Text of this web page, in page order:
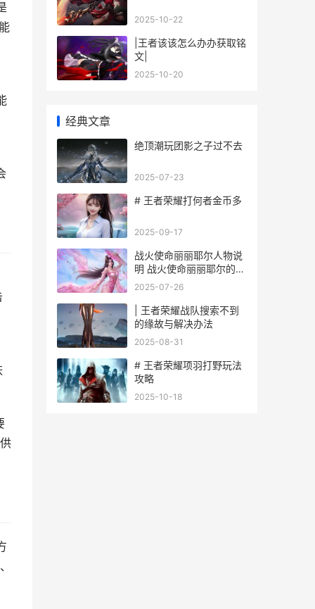
2025-10-22
|王者该该怎么办办获取铭
文|
2025-10-20
经典文章
绝顶潮玩团影之子过不去
2025-07-23
# 王者荣耀打何者金币多
2025-09-17
战火使命丽丽耶尔人物说
明 战火使命丽丽耶尔的皮
肤怎么获得
2025-07-26
| 王者荣耀战队搜索不到
的缘故与解决办法
2025-08-31
# 王者荣耀项羽打野玩法
攻略
2025-10-18